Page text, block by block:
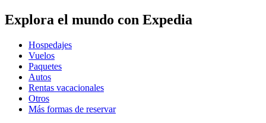
Explora el mundo con Expedia
Hospedajes
Vuelos
Paquetes
Autos
Rentas vacacionales
Otros
Más formas de reservar